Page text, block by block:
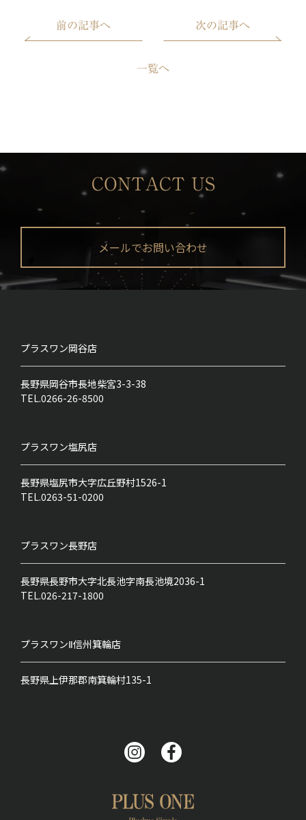
前の記事へ 次の記事へ
一覧へ
CONTACT US
メールでお問い合わせ
プラスワン岡谷店
長野県岡谷市長地柴宮3-3-38
TEL.0266-26-8500
プラスワン塩尻店
長野県塩尻市大字広丘野村1526-1
TEL.0263-51-0200
プラスワン長野店
長野県長野市大字北長池字南長池境2036-1
TEL.026-217-1800
プラスワンⅡ信州箕輪店
長野県上伊那郡南箕輪村135-1